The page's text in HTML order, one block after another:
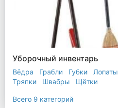
Уборочный инвентарь
Вёдра Грабли Губки Лопаты
Тряпки
Швабры Щётки
Всего 9 категорий